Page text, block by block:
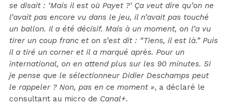
se disait : ‘Mais il est où Payet ?’ Ça veut dire qu’on ne
l’avait pas encore vu dans le jeu, il n’avait pas touché
un ballon. Il a été décisif. Mais à un moment, on l’a vu
tirer un coup franc et on s’est dit : “Tiens, il est là.” Puis
il a tiré un corner et il a marqué après. Pour un
international, on en attend plus sur les 90 minutes. Si
je pense que le sélectionneur Didier Deschamps peut
le rappeler ? Non, pas en ce moment », a déclaré le
consultant au micro de Canal+.